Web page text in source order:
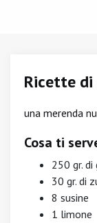
Ricette di
una merenda
Cosa ti
250 gr.
30 gr. di
8 susine
1 limone